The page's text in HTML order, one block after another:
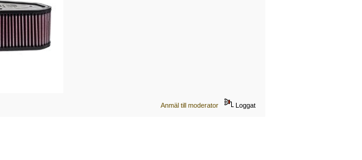
Anmäl till moderator Loggat